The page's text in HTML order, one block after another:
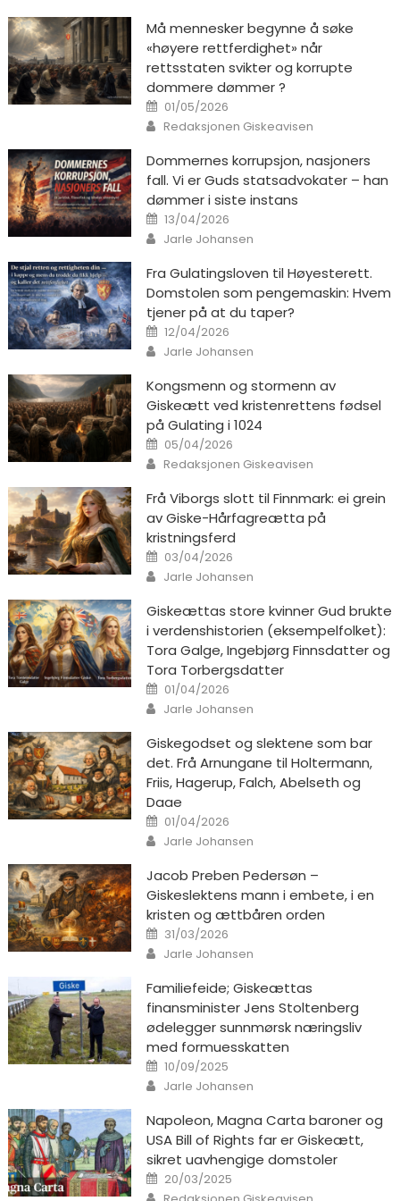
Må mennesker begynne å søke
«høyere rettferdighet» når
rettsstaten svikter og korrupte
dommere dømmer ?
Posted on
01/05/2026
Author
Redaksjonen Giskeavisen
Dommernes korrupsjon, nasjoners
fall. Vi er Guds statsadvokater – han
dømmer i siste instans
Posted on
13/04/2026
Author
Jarle Johansen
Fra Gulatingsloven til Høyesterett.
Domstolen som pengemaskin: Hvem
tjener på at du taper?
Posted on
12/04/2026
Author
Jarle Johansen
Kongsmenn og stormenn av
Giskeætt ved kristenrettens fødsel
på Gulating i 1024
Posted on
05/04/2026
Author
Redaksjonen Giskeavisen
Frå Viborgs slott til Finnmark: ei grein
av Giske-Hårfagreætta på
kristningsferd
Posted on
03/04/2026
Author
Jarle Johansen
Giskeættas store kvinner Gud brukte
i verdenshistorien (eksempelfolket):
Tora Galge, Ingebjørg Finnsdatter og
Tora Torbergsdatter
Posted on
01/04/2026
Author
Jarle Johansen
Giskegodset og slektene som bar
det. Frå Arnungane til Holtermann,
Friis, Hagerup, Falch, Abelseth og
Daae
Posted on
01/04/2026
Author
Jarle Johansen
Jacob Preben Pedersøn –
Giskeslektens mann i embete, i en
kristen og ættbåren orden
Posted on
31/03/2026
Author
Jarle Johansen
Familiefeide; Giskeættas
finansminister Jens Stoltenberg
ødelegger sunnmørsk næringsliv
med formuesskatten
Posted on
10/09/2025
Author
Jarle Johansen
Napoleon, Magna Carta baroner og
USA Bill of Rights far er Giskeætt,
sikret uavhengige domstoler
Posted on
20/03/2025
Author